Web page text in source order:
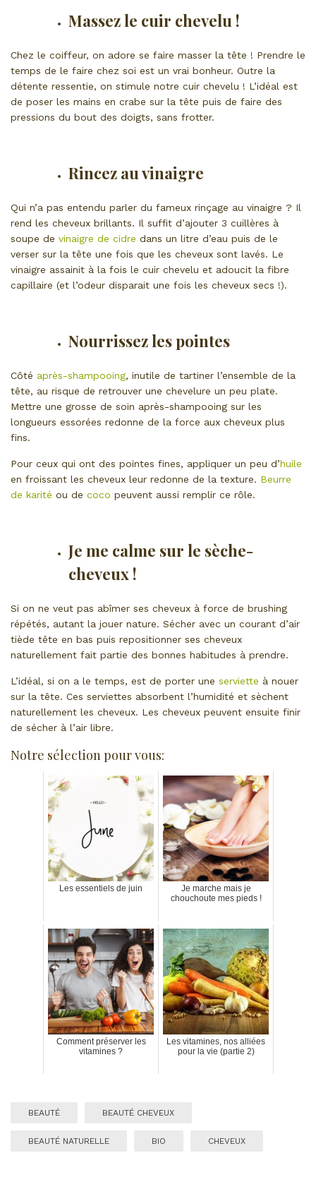
Massez le cuir chevelu !
Chez le coiffeur, on adore se faire masser la tête ! Prendre le
temps de le faire chez soi est un vrai bonheur. Outre la
détente ressentie, on stimule notre cuir chevelu ! L’idéal est
de poser les mains en crabe sur la tête puis de faire des
pressions du bout des doigts, sans frotter.
Rincez au vinaigre
Qui n’a pas entendu parler du fameux rinçage au vinaigre ? Il
rend les cheveux brillants. Il suffit d’ajouter 3 cuillères à
soupe de vinaigre de cidre dans un litre d’eau puis de le
verser sur la tête une fois que les cheveux sont lavés. Le
vinaigre assainit à la fois le cuir chevelu et adoucit la fibre
capillaire (et l’odeur disparait une fois les cheveux secs !).
Nourrissez les pointes
Côté après-shampooing, inutile de tartiner l’ensemble de la
tête, au risque de retrouver une chevelure un peu plate.
Mettre une grosse de soin après-shampooing sur les
longueurs essorées redonne de la force aux cheveux plus
fins.
Pour ceux qui ont des pointes fines, appliquer un peu d’huile
en froissant les cheveux leur redonne de la texture. Beurre
de karité ou de coco peuvent aussi remplir ce rôle.
Je me calme sur le sèche-
cheveux !
Si on ne veut pas abîmer ses cheveux à force de brushing
répétés, autant la jouer nature. Sécher avec un courant d’air
tiède tête en bas puis repositionner ses cheveux
naturellement fait partie des bonnes habitudes à prendre.
L’idéal, si on a le temps, est de porter une serviette à nouer
sur la tête. Ces serviettes absorbent l’humidité et sèchent
naturellement les cheveux. Les cheveux peuvent ensuite finir
de sécher à l’air libre.
Notre sélection pour vous:
Les essentiels de juin
Je marche mais je
chouchoute mes pieds !
Comment préserver les
vitamines ?
Les vitamines, nos alliées
pour la vie (partie 2)
BEAUTÉ BEAUTÉ CHEVEUX
BEAUTÉ NATURELLE BIO CHEVEUX